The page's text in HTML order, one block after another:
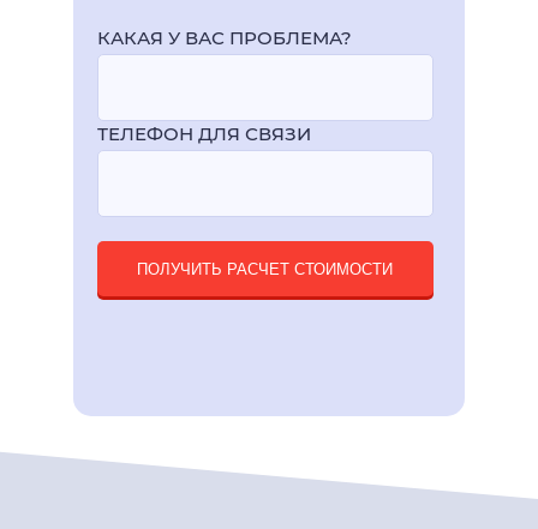
КАКАЯ У ВАС ПРОБЛЕМА?
ТЕЛЕФОН ДЛЯ СВЯЗИ
ПОЛУЧИТЬ РАСЧЕТ СТОИМОСТИ